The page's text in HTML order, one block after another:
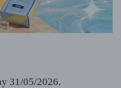
31/05/2026.